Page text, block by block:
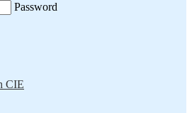
Password
CIE